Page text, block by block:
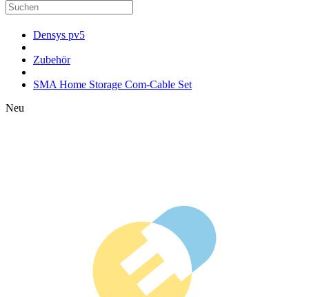
Densys pv5
Zubehör
SMA Home Storage Com-Cable Set
Neu